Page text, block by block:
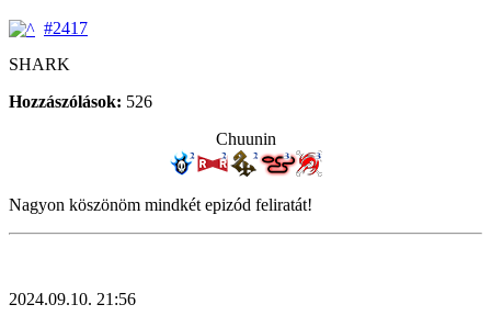
#2417
SHARK
Hozzászólások: 526
Chuunin
Nagyon köszönöm mindkét epizód feliratát!
2024.09.10. 21:56